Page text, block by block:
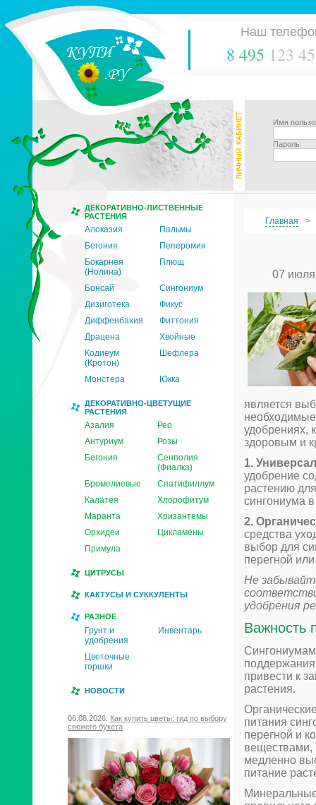
Наш
8 495 123
Имя
Пароль
ДЕКОРАТИВНО-ЛИСТВЕННЫЕ
РАСТЕНИЯ
Алоказия
Пальмы
Бегония
Пеперомия
Бокарнея
(Нолина)
Плющ
Бонсай
Сингониум
Дизиготека
Фикус
Диффенбахия
Фиттония
Драцена
Хвойные
Кодиеум
(Кротон)
Шефлера
Монстера Юкка
ДЕКОРАТИВНО-ЦВЕТУЩИЕ
РАСТЕНИЯ
Азалия
Рео
Антуриум
Розы
Бегония
Сенполия
(Фиалка)
Бромелиевые
Спатифиллум
Калатея
Хлорофитум
Маранта
Хризантемы
Орхидеи
Цикламены
Примула
ЦИТРУСЫ
КАКТУСЫ И СУККУЛЕНТЫ
РАЗНОЕ
Грунт и
удобрения
Инвентарь
Цветочные
горшки
НОВОСТИ
06.08.2026: Как купить цветы: гид по выбору
свежего букета
Главная
07
является
удобрениях,
здоровым и
1.
удобрение
растению
сингониума
2.
средства
выбор для
перегной
Не
удобрения
Важность
Сингониумам
привести к
растения.
питания
перегной и
веществами,
медленно
питание